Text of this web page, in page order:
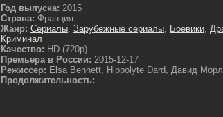
Год выпуска: 2015
Страна: Франция
Жанр: Сериалы, Зарубежные сериалы, Боевики,
Криминал
Качество: HD (720p)
Премьера в России: 2015-12-17
Режиссер: Elsa Bennett, Hippolyte Dard, Давид
Продолжительность: —